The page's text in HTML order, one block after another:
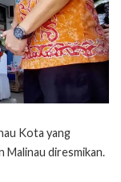
Kota yang
Malinau diresmikan.